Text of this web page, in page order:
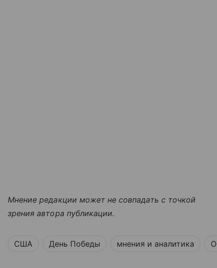
Мнение редакции может не совпадать с точкой
зрения автора публикации.
США День Победы мнения и аналитика